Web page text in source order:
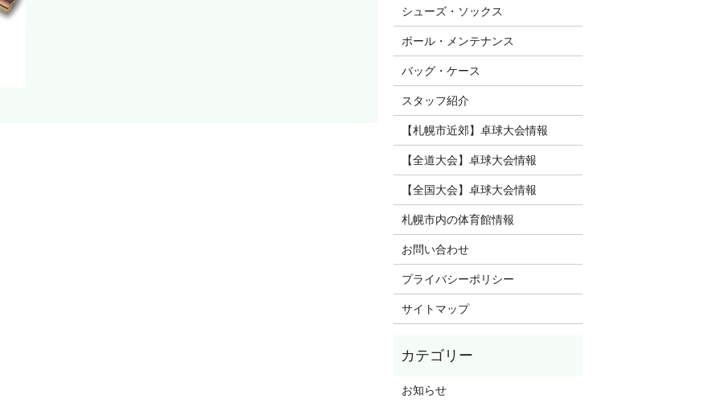
シューズ・ソックス
ボール・メンテナンス
バッグ・ケース
スタッフ紹介
【札幌市近郊】卓球大会情報
【全道大会】卓球大会情報
【全国大会】卓球大会情報
札幌市内の体育館情報
お問い合わせ
プライバシーポリシー
サイトマップ
お知らせ